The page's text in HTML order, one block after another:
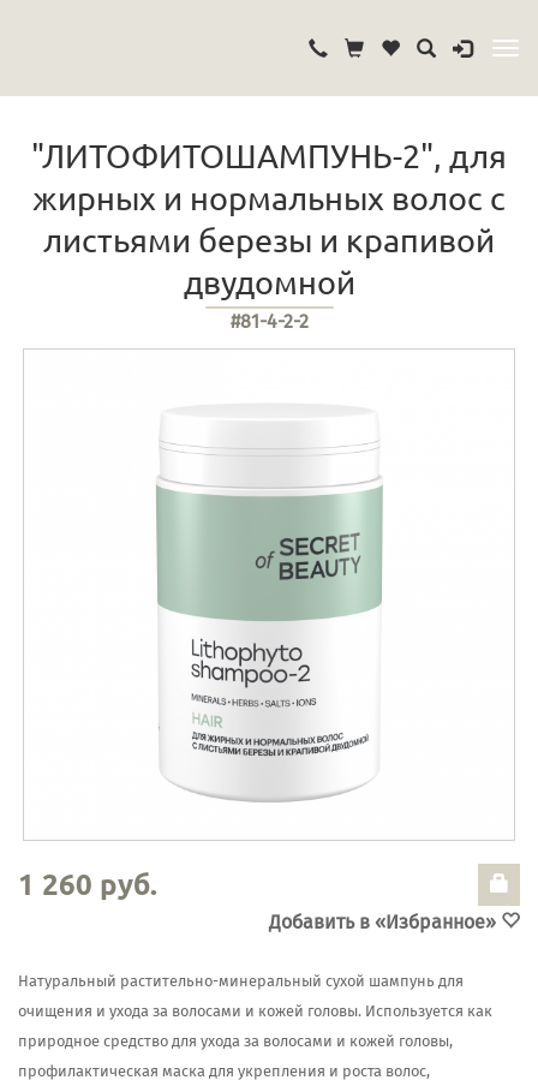
"ЛИТОФИТОШАМПУНЬ-2", для
жирных и нормальных волос с
листьями березы и крапивой
двудомной
#81-4-2-2
1 260 руб.
Добавить в «Избранное»
Натуральный растительно-минеральный сухой шампунь для
очищения и ухода за волосами и кожей головы. Используется как
природное средство для ухода за волосами и кожей головы,
профилактическая маска для укрепления и роста волос,